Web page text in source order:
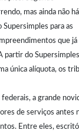
mas ainda não
Supersimples para as
que já
partir do
única alíquota, os
a grande
de serviços antes
Entre eles,